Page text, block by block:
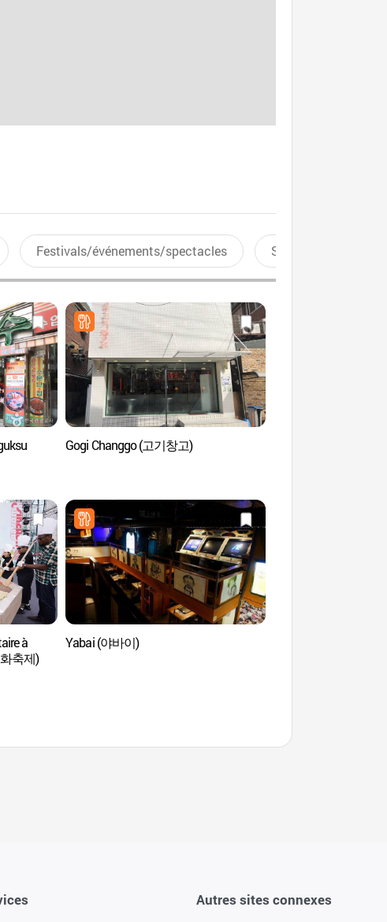
Festivals/événements/spectacles Sports aquatiques
Gogi Changgo (고기창고)
à
축제)
Yabai (야바이)
Autres sites connexes